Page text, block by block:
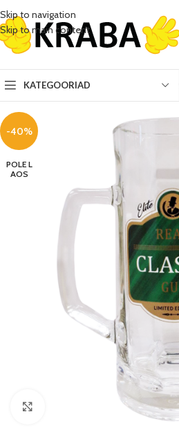
Skip to navigation
Skip to main content
KATEGOORIAD
-40%
POLE L
AOS